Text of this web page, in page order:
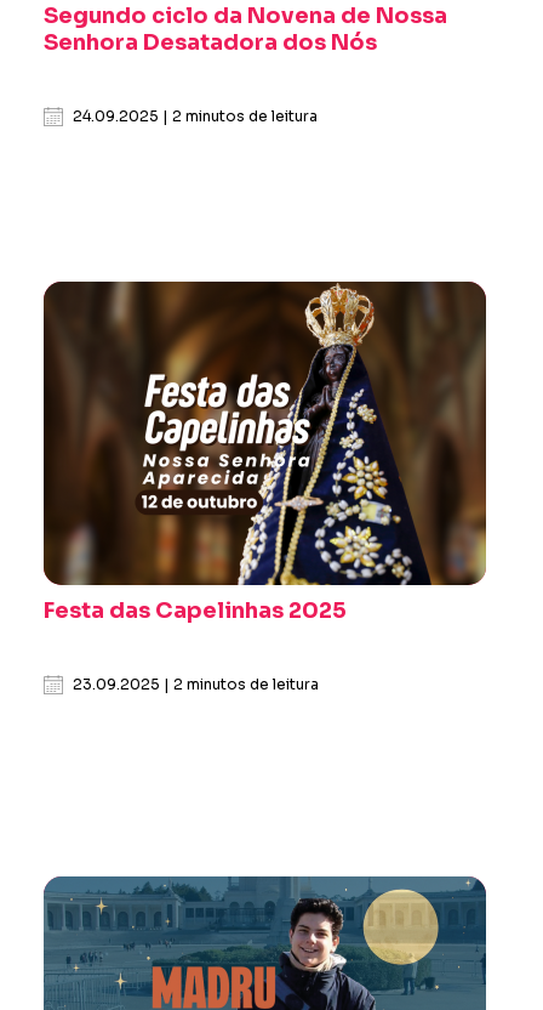
Segundo ciclo da Novena de Nossa
Senhora Desatadora dos Nós
24.09.2025 | 2 minutos de leitura
Festa das Capelinhas 2025
23.09.2025 | 2 minutos de leitura